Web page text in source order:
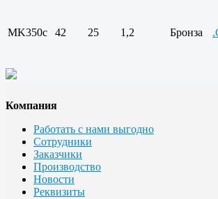
MK350c 42 25 1,2 Бронза
Компания
Работать с нами выгодно
Сотрудники
Заказчики
Производство
Новости
Реквизиты